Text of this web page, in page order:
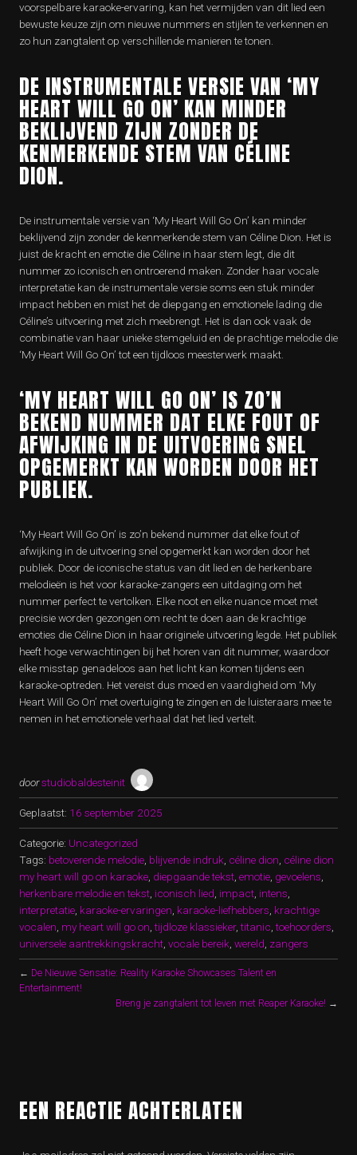
voorspelbare karaoke-ervaring, kan het vermijden van dit lied een
bewuste keuze zijn om nieuwe nummers en stijlen te verkennen en
zo hun zangtalent op verschillende manieren te tonen.
DE INSTRUMENTALE VERSIE VAN ‘MY
HEART WILL GO ON’ KAN MINDER
BEKLIJVEND ZIJN ZONDER DE
KENMERKENDE STEM VAN CÉLINE
DION.
De instrumentale versie van ‘My Heart Will Go On’ kan minder
beklijvend zijn zonder de kenmerkende stem van Céline Dion. Het is
juist de kracht en emotie die Céline in haar stem legt, die dit
nummer zo iconisch en ontroerend maken. Zonder haar vocale
interpretatie kan de instrumentale versie soms een stuk minder
impact hebben en mist het de diepgang en emotionele lading die
Céline’s uitvoering met zich meebrengt. Het is dan ook vaak de
combinatie van haar unieke stemgeluid en de prachtige melodie die
‘My Heart Will Go On’ tot een tijdloos meesterwerk maakt.
‘MY HEART WILL GO ON’ IS ZO’N
BEKEND NUMMER DAT ELKE FOUT OF
AFWIJKING IN DE UITVOERING SNEL
OPGEMERKT KAN WORDEN DOOR HET
PUBLIEK.
‘My Heart Will Go On’ is zo’n bekend nummer dat elke fout of
afwijking in de uitvoering snel opgemerkt kan worden door het
publiek. Door de iconische status van dit lied en de herkenbare
melodieën is het voor karaoke-zangers een uitdaging om het
nummer perfect te vertolken. Elke noot en elke nuance moet met
precisie worden gezongen om recht te doen aan de krachtige
emoties die Céline Dion in haar originele uitvoering legde. Het publiek
heeft hoge verwachtingen bij het horen van dit nummer, waardoor
elke misstap genadeloos aan het licht kan komen tijdens een
karaoke-optreden. Het vereist dus moed en vaardigheid om ‘My
Heart Will Go On’ met overtuiging te zingen en de luisteraars mee te
nemen in het emotionele verhaal dat het lied vertelt.
doorstudiobaldesteinit
Geplaatst: 16 september 2025
Categorie: Uncategorized
Tags: betoverende melodie blijvende indruk céline dion céline dion
my heart will go on karaoke diepgaande tekst emotie gevoelens
herkenbare melodie en tekst iconisch lied impact intens
interpretatie karaoke-ervaringen karaoke-liefhebbers krachtige
vocalen my heart will go on ,tijdloze klassieker,titanic ,toehoorders
universele aantrekkingskracht vocale bereik wereld zangers
← De Nieuwe Sensatie: Reality Karaoke Showcases Talent en
Entertainment!
Breng je zangtalent tot leven met Reaper Karaoke! →
EEN REACTIE ACHTERLATEN